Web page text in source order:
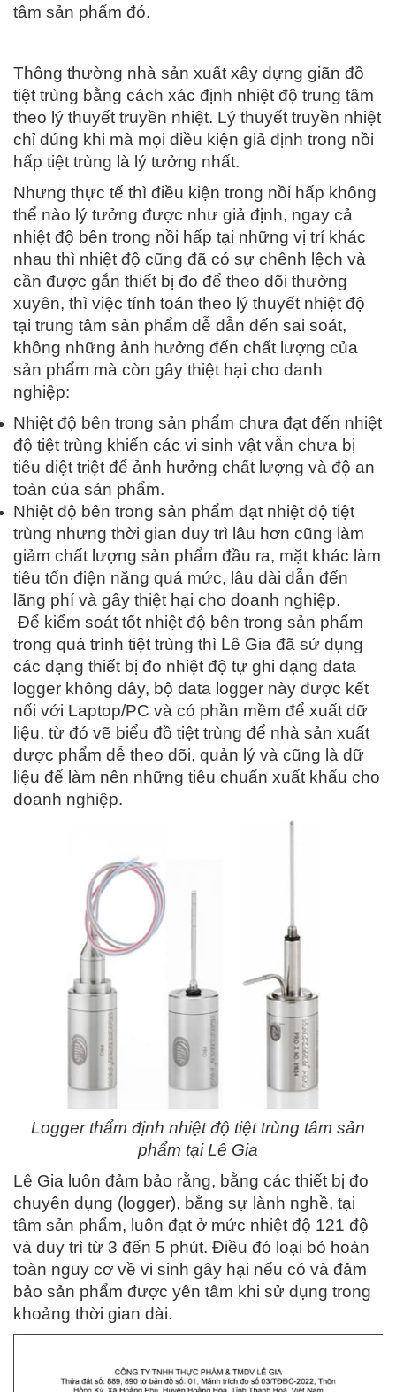
tâm sản phẩm đó.
Thông thường nhà sản xuất xây dựng giãn đồ
tiệt trùng bằng cách xác định nhiệt độ trung tâm
theo lý thuyết truyền nhiệt. Lý thuyết truyền nhiệt
chỉ đúng khi mà mọi điều kiện giả định trong nồi
hấp tiệt trùng là lý tưởng nhất.
Nhưng thực tế thì điều kiện trong nồi hấp không
thể nào lý tưởng được như giả định, ngay cả
nhiệt độ bên trong nồi hấp tại những vị trí khác
nhau thì nhiệt độ cũng đã có sự chênh lệch và
cần được gắn thiết bị đo để theo dõi thường
xuyên, thì việc tính toán theo lý thuyết nhiệt độ
tại trung tâm sản phẩm dễ dẫn đến sai soát,
không những ảnh hưởng đến chất lượng của
sản phẩm mà còn gây thiệt hại cho danh
nghiệp:
Nhiệt độ bên trong sản phẩm chưa đạt đến nhiệt
độ tiệt trùng khiến các vi sinh vật vẫn chưa bị
tiêu diệt triệt để ảnh hưởng chất lượng và độ an
toàn của sản phẩm.
Nhiệt độ bên trong sản phẩm đạt nhiệt độ tiệt
trùng nhưng thời gian duy trì lâu hơn cũng làm
giảm chất lượng sản phẩm đầu ra, mặt khác làm
tiêu tốn điện năng quá mức, lâu dài dẫn đến
lãng phí và gây thiệt hại cho doanh nghiệp.
Để kiểm soát tốt nhiệt độ bên trong sản phẩm
trong quá trình tiệt trùng thì Lê Gia đã sử dụng
các dạng thiết bị đo nhiệt độ tự ghi dạng data
logger không dây, bộ data logger này được kết
nối với Laptop/PC và có phần mềm để xuất dữ
liệu, từ đó vẽ biểu đồ tiệt trùng để nhà sản xuất
dược phẩm dễ theo dõi, quản lý và cũng là dữ
liệu để làm nên những tiêu chuẩn xuất khẩu cho
doanh nghiệp.
Logger thẩm định nhiệt độ tiệt trùng tâm sản
phẩm tại Lê Gia
Lê Gia luôn đảm bảo rằng, bằng các thiết bị đo
chuyên dụng (logger), bằng sự lành nghề, tại
tâm sản phẩm, luôn đạt ở mức nhiệt độ 121 độ
và duy trì từ 3 đến 5 phút. Điều đó loại bỏ hoàn
toàn nguy cơ về vi sinh gây hại nếu có và đảm
bảo sản phẩm được yên tâm khi sử dụng trong
khoảng thời gian dài.